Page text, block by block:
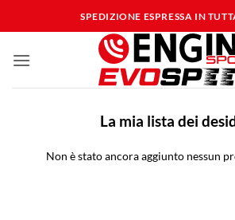
ai
SPEDIZIONE ESPRESSA IN
La mia lista dei
Non è stato ancora aggiunto nessun